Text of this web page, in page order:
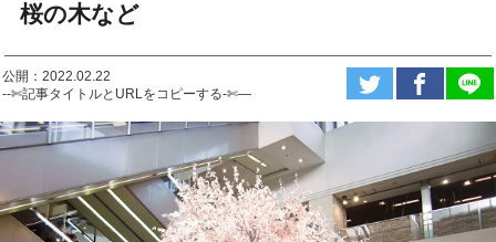
桜の木など
公開：2022.02.22
--✄記事タイトルとURLをコピーする-✄—